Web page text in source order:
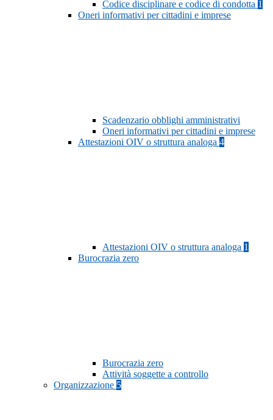
Codice disciplinare e codice di condotta 1
Oneri informativi per cittadini e imprese
Scadenzario obblighi amministrativi
Oneri informativi per cittadini e imprese
Attestazioni OIV o struttura analoga 4
Attestazioni OIV o struttura analoga 1
Burocrazia zero
Burocrazia zero
Attività soggette a controllo
Organizzazione 5